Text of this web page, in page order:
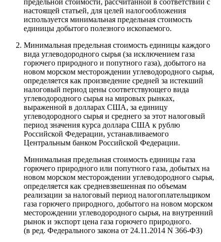
настоящей статьей, для целей налогообложения
используется минимальная предельная стоимость
единицы добытого полезного ископаемого.
Минимальная предельная стоимость единицы каждого
вида углеводородного сырья (за исключением газа
горючего природного и попутного газа), добытого на
новом морском месторождении углеводородного сырья,
определяется как произведение средней за истекший
налоговый период цены соответствующего вида
углеводородного сырья на мировых рынках,
выраженной в долларах США, за единицу
углеводородного сырья и среднего за этот налоговый
период значения курса доллара США к рублю
Российской Федерации, устанавливаемого
Центральным банком Российской Федерации.
Минимальная предельная стоимость единицы газа
горючего природного или попутного газа, добытых на
новом морском месторождении углеводородного сырья,
определяется как средневзвешенная по объемам
реализации за налоговый период налогоплательщиком
газа горючего природного, добытого на новом морском
месторождении углеводородного сырья, на внутренний
рынок и экспорт цена газа горючего природного.
(в ред. Федерального закона от 24.11.2014 N 366-ФЗ)